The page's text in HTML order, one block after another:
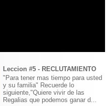
Leccion #5 - RECLUTAMIENTO
"Para tener mas tiempo para usted
y su familia" Recuerde lo
siguiente,"Quiere vivir de las
Regalias que podemos ganar d...